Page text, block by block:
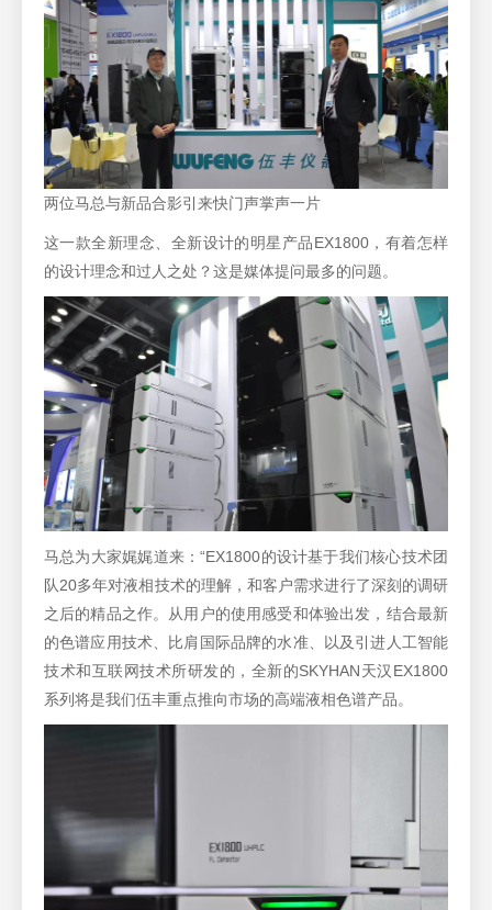
两位马总与新品合影引来快门声掌声一片
这一款全新理念、全新设计的明星产品EX1800，有着怎样
的设计理念和过人之处？这是媒体提问最多的问题。
马总为大家娓娓道来：“EX1800的设计基于我们核心技术团
队20多年对液相技术的理解，和客户需求进行了深刻的调研
之后的精品之作。从用户的使用感受和体验出发，结合最新
的色谱应用技术、比肩国际品牌的水准、以及引进人工智能
技术和互联网技术所研发的，全新的SKYHAN天汉EX1800
系列将是我们伍丰重点推向市场的高端液相色谱产品。